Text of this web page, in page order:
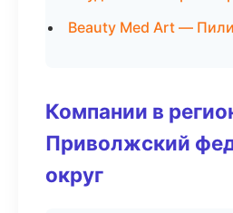
Beauty Med Art —
Компании в
Приволжский
округ